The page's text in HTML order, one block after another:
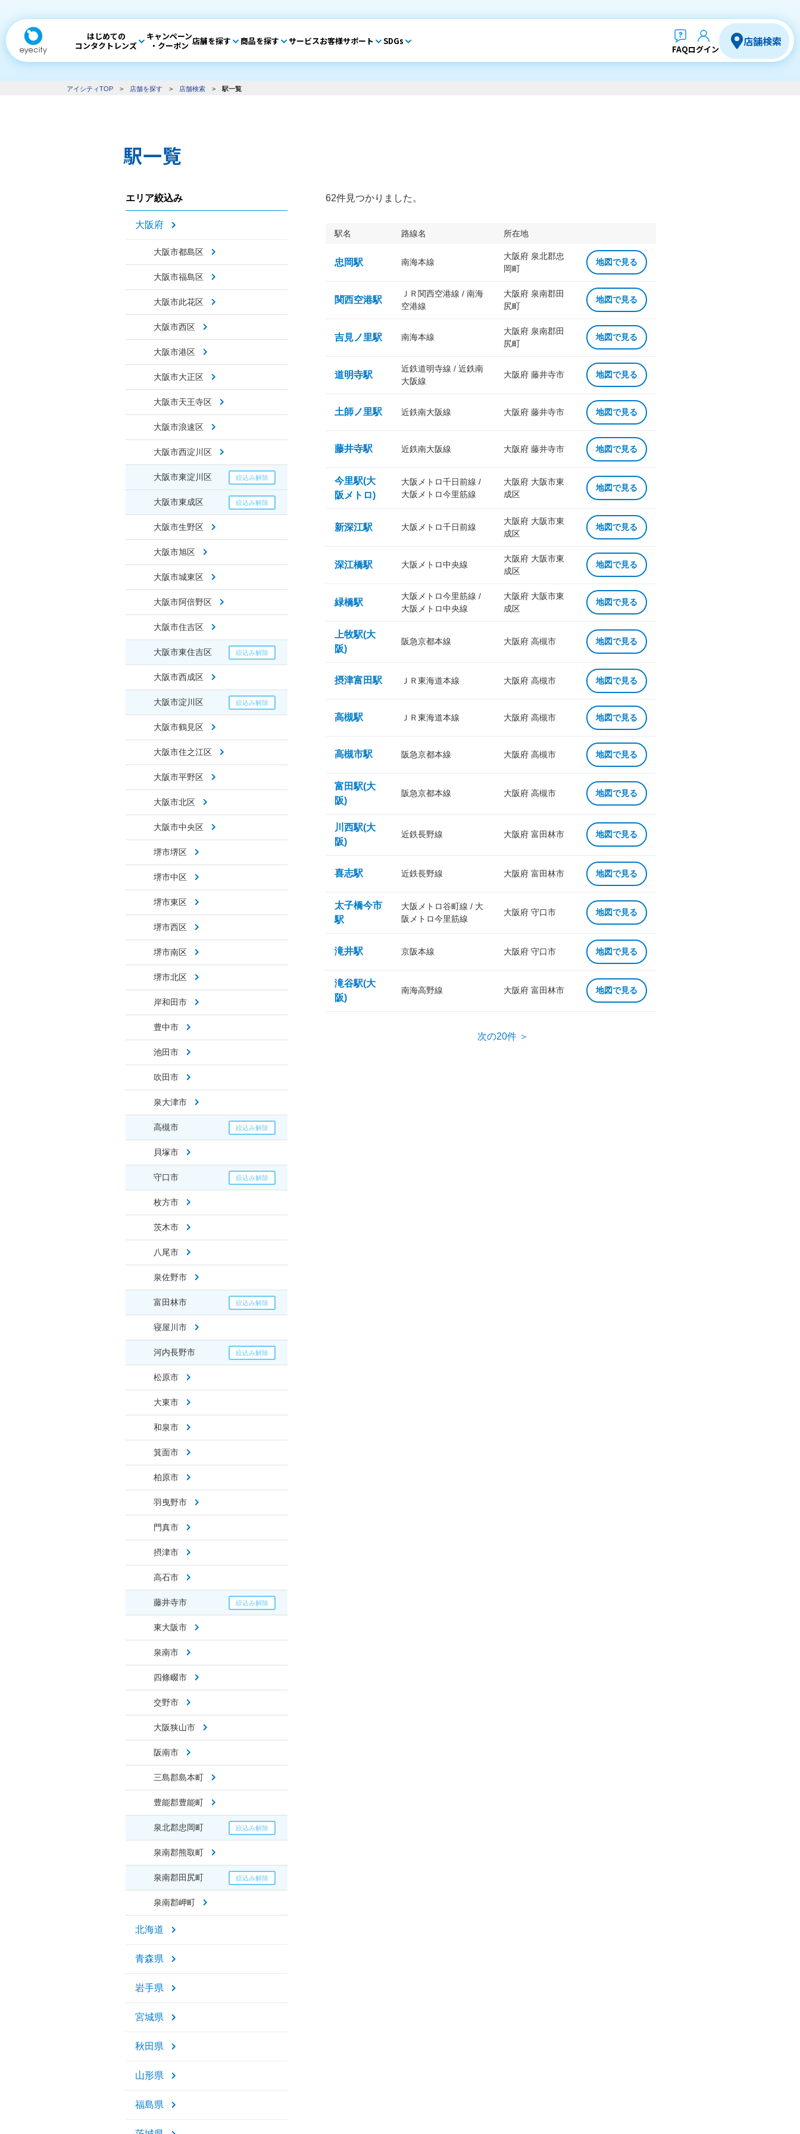
はじめての
コンタクトレンズ
キャンペーン
・クーポン 店舗を探す 商品を探す サービスお客様サポート SDGs
FAQログイン
店舗検索
アイシティTOP > 店舗を探す > 店舗検索 > 駅一覧
駅一覧
エリア絞込み
大阪府
大阪市都島区
大阪市福島区
大阪市此花区
大阪市西区
大阪市港区
大阪市大正区
大阪市天王寺区
大阪市浪速区
大阪市西淀川区
大阪市東淀川区
大阪市東成区
大阪市生野区
大阪市旭区
大阪市城東区
大阪市阿倍野区
大阪市住吉区
大阪市東住吉区
大阪市西成区
大阪市淀川区
大阪市鶴見区
大阪市住之江区
大阪市平野区
大阪市北区
大阪市中央区
堺市堺区
堺市中区
堺市東区
堺市西区
堺市南区
堺市北区
岸和田市
豊中市
池田市
吹田市
泉大津市
高槻市
貝塚市
守口市
枚方市
茨木市
八尾市
泉佐野市
富田林市
寝屋川市
河内長野市
松原市
大東市
和泉市
箕面市
柏原市
羽曳野市
門真市
摂津市
高石市
藤井寺市
東大阪市
泉南市
四條畷市
交野市
大阪狭山市
阪南市
三島郡島本町
豊能郡豊能町
泉北郡忠岡町
泉南郡熊取町
泉南郡田尻町
泉南郡岬町
北海道
青森県
岩手県
宮城県
秋田県
山形県
福島県
62件見つかりました。
駅名 路線名 所在地
忠岡駅 南海本線
大阪府 泉北郡忠
岡町
地図で見る
関西空港駅
ＪＲ関西空港線 / 南海
空港線
大阪府 泉南郡田
尻町
地図で見る
吉見ノ里駅 南海本線
大阪府 泉南郡田
尻町
地図で見る
道明寺駅
近鉄道明寺線 / 近鉄南
大阪線
大阪府 藤井寺市 地図で見る
土師ノ里駅 近鉄南大阪線 大阪府 藤井寺市 地図で見る
藤井寺駅 近鉄南大阪線 大阪府 藤井寺市 地図で見る
今里駅(大
阪メトロ)
大阪メトロ千日前線 /
大阪メトロ今里筋線
大阪府 大阪市東
成区
地図で見る
新深江駅 大阪メトロ千日前線
大阪府 大阪市東
成区
地図で見る
深江橋駅 大阪メトロ中央線
大阪府 大阪市東
成区
地図で見る
緑橋駅
大阪メトロ今里筋線 /
大阪メトロ中央線
大阪府 大阪市東
成区
地図で見る
上牧駅(大
阪)
阪急京都本線 大阪府 高槻市 地図で見る
摂津富田駅 ＪＲ東海道本線 大阪府 高槻市 地図で見る
高槻駅 ＪＲ東海道本線 大阪府 高槻市 地図で見る
高槻市駅 阪急京都本線 大阪府 高槻市 地図で見る
富田駅(大
阪)
阪急京都本線 大阪府 高槻市 地図で見る
川西駅(大
阪)
近鉄長野線 大阪府 富田林市 地図で見る
喜志駅 近鉄長野線 大阪府 富田林市 地図で見る
太子橋今市
駅
大阪メトロ谷町線 / 大
阪メトロ今里筋線
大阪府 守口市 地図で見る
滝井駅 京阪本線 大阪府 守口市 地図で見る
滝谷駅(大
阪)
南海高野線 大阪府 富田林市 地図で見る
次の20件 ＞